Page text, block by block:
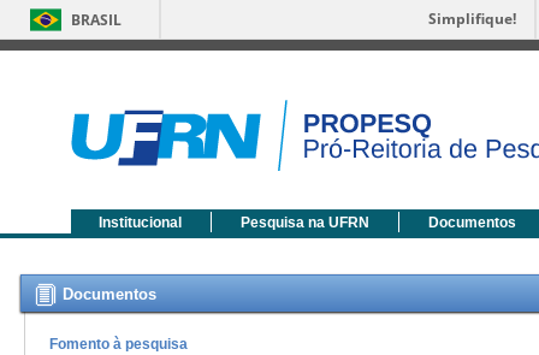
BRASIL Simplifique!
Institucional Pesquisa na UFRN Documentos
Documentos
Fomento à pesquisa